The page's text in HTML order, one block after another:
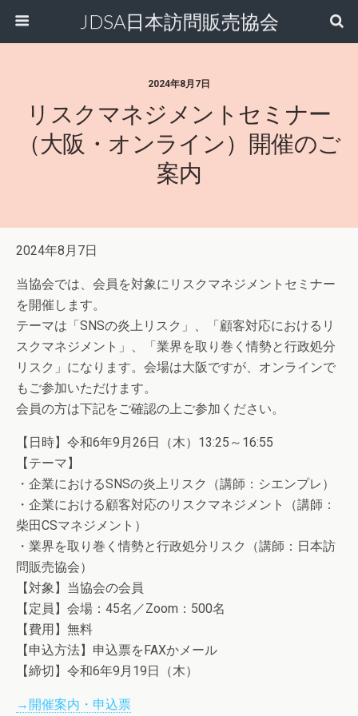
JDSA日本訪問販売協会
2024年8月7日
リスクマネジメントセミナー
（大阪・オンライン）開催のご
案内
2024年8月7日
当協会では、会員を対象にリスクマネジメントセミナー
を開催します。
テーマは「SNSの炎上リスク」、「顧客対応におけるリ
スクマネジメント」、「業界を取り巻く情勢と行政処分
リスク」になります。会場は大阪ですが、オンラインで
もご参加いただけます。
会員の方は下記をご確認の上ご参加ください。
【日時】令和6年9月26日（木）13:25～16:55
【テーマ】
・企業におけるSNSの炎上リスク（講師：シエンプレ）
・企業における顧客対応のリスクマネジメント（講師：
柴田CSマネジメント）
・業界を取り巻く情勢と行政処分リスク（講師：日本訪
問販売協会）
【対象】当協会の会員
【定員】会場：45名／Zoom：500名
【費用】無料
【申込方法】申込票をFAXかメール
【締切】令和6年9月19日（木）
→開催案内・申込票